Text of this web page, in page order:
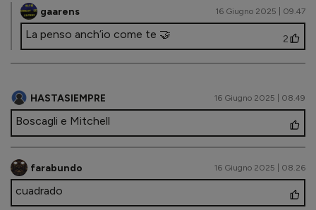
gaarens 16 Giugno 2025 | 09.47
La penso anch’io come te 🤝 2
HASTASIEMPRE 16 Giugno 2025 | 08.49
Boscagli e Mitchell
farabundo 16 Giugno 2025 | 08.26
cuadrado